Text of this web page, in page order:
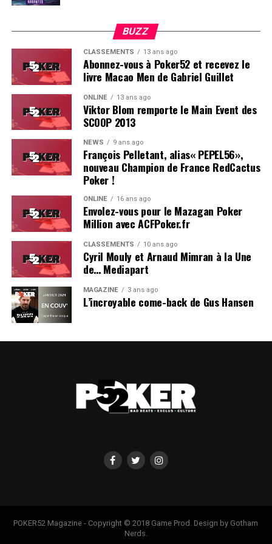
Soleau à gauche, sorti par Logghe au centre
BUZZ
CLASSEMENTS 13 ans ago
Abonnez-vous à Poker52 et recevez le
livre Macao Men de Gabriel Guillet
ONLINE 13 ans ago
Viktor Blom remporte le Main Event des
SCOOP 2013
NEWS 9 ans ago
François Pelletant, alias« PEPEL56»,
nouveau Champion de France RedCactus
Poker !
ONLINE 16 ans ago
Envolez-vous pour le Mazagan Poker
Million avec ACFPoker.fr
CLASSEMENTS 10 ans ago
Cyril Mouly et Arnaud Mimran à la Une
de… Mediapart
MAGAZINE 3 ans ago
L’incroyable come-back de Gus Hansen
POKER52 Magazine - Copyright © 2018 Game Prod. Design by Gotham
Nerds.